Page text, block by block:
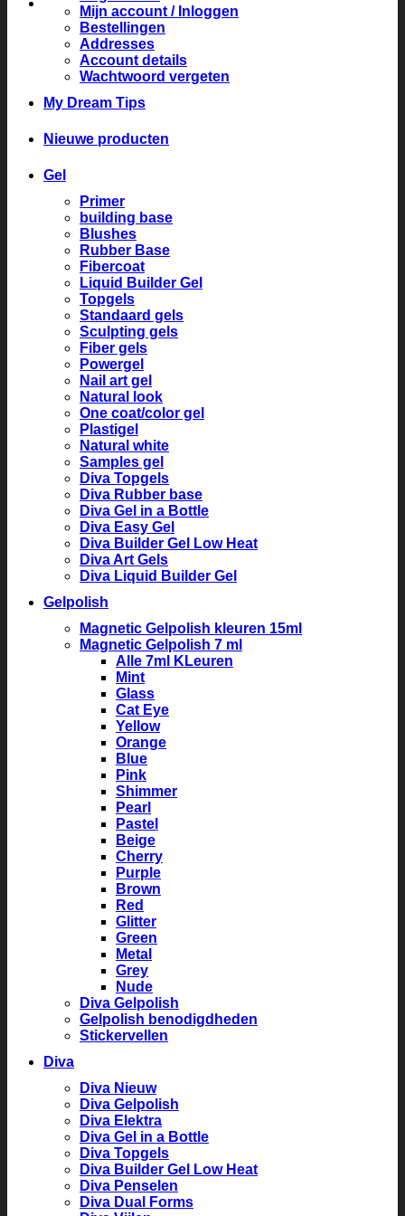
Mijn account / Inloggen
Bestellingen
Addresses
Account details
Wachtwoord vergeten
My Dream Tips
Nieuwe producten
Gel
Primer
building base
Blushes
Rubber Base
Fibercoat
Liquid Builder Gel
Topgels
Standaard gels
Sculpting gels
Fiber gels
Powergel
Nail art gel
Natural look
One coat/color gel
Plastigel
Natural white
Samples gel
Diva Topgels
Diva Rubber base
Diva Gel in a Bottle
Diva Easy Gel
Diva Builder Gel Low Heat
Diva Art Gels
Diva Liquid Builder Gel
Gelpolish
Magnetic Gelpolish kleuren 15ml
Magnetic Gelpolish 7 ml
Alle 7ml KLeuren
Mint
Glass
Cat Eye
Yellow
Orange
Blue
Pink
Shimmer
Pearl
Pastel
Beige
Cherry
Purple
Brown
Red
Glitter
Green
Metal
Grey
Nude
Diva Gelpolish
Gelpolish benodigdheden
Stickervellen
Diva
Diva Nieuw
Diva Gelpolish
Diva Elektra
Diva Gel in a Bottle
Diva Topgels
Diva Builder Gel Low Heat
Diva Penselen
Diva Dual Forms